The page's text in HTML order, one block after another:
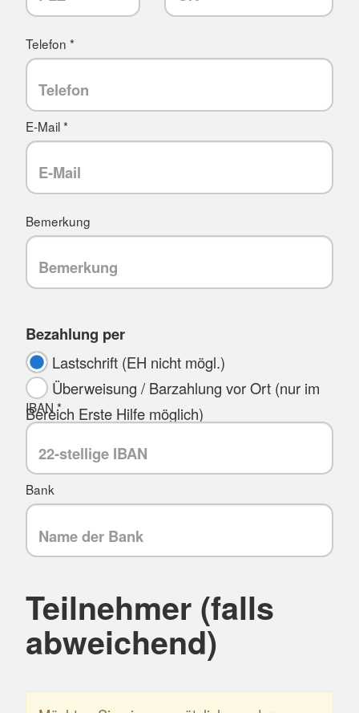
Telefon *
E-Mail *
Bemerkung
Bezahlung per
Lastschrift (EH nicht mögl.)
Überweisung / Barzahlung vor Ort (nur im
Bereich Erste Hilfe möglich)
IBAN *
Bank
Teilnehmer (falls
abweichend)